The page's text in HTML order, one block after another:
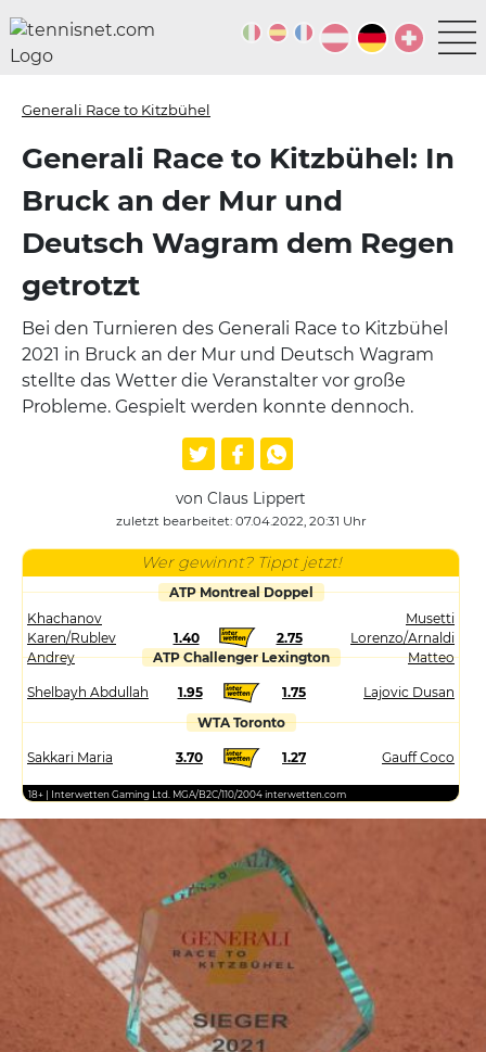
Generali Race to Kitzbühel
Generali Race to Kitzbühel: In
Bruck an der Mur und
Deutsch Wagram dem Regen
getrotzt
Bei den Turnieren des Generali Race to Kitzbühel
2021 in Bruck an der Mur und Deutsch Wagram
stellte das Wetter die Veranstalter vor große
Probleme. Gespielt werden konnte dennoch.
von Claus Lippert
zuletzt bearbeitet: 07.04.2022, 20:31 Uhr
Wer gewinnt? Tippt jetzt!
ATP Montreal Doppel
Khachanov
Karen/Rublev
Andrey
1.40 2.75
Musetti
Lorenzo/Arnaldi
Matteo
ATP Challenger Lexington
Shelbayh Abdullah 1.95 1.75
Lajovic Dusan
WTA Toronto
Sakkari Maria 3.70 1.27 Gauff Coco
18+ | Interwetten Gaming Ltd. MGA/B2C/110/2004 interwetten.com